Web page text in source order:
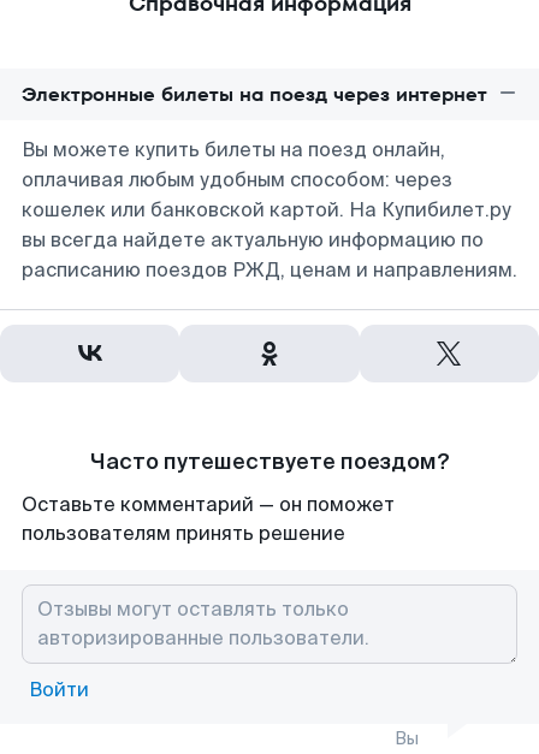
Электронные билеты на поезд через интернет
Вы можете купить билеты на поезд онлайн,
оплачивая любым удобным способом: через
кошелек или банковской картой. На Купибилет.ру
вы всегда найдете актуальную информацию по
расписанию поездов РЖД, ценам и направлениям.
Часто путешествуете поездом?
Оставьте комментарий — он поможет
пользователям принять решение
Войти
Вы